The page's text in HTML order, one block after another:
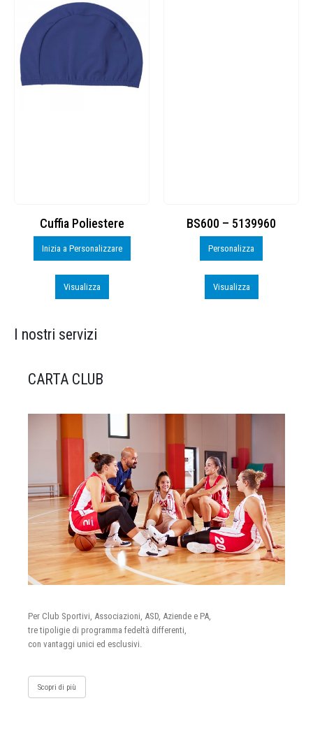
Cuffia Poliestere
Inizia a Personalizzare
Visualizza
BS600 – 5139960
Personalizza
Visualizza
I nostri servizi
CARTA CLUB
Per Club Sportivi, Associazioni, ASD, Aziende e PA,
tre tipoligie di programma fedeltà differenti,
con vantaggi unici ed esclusivi.
Scopri di più